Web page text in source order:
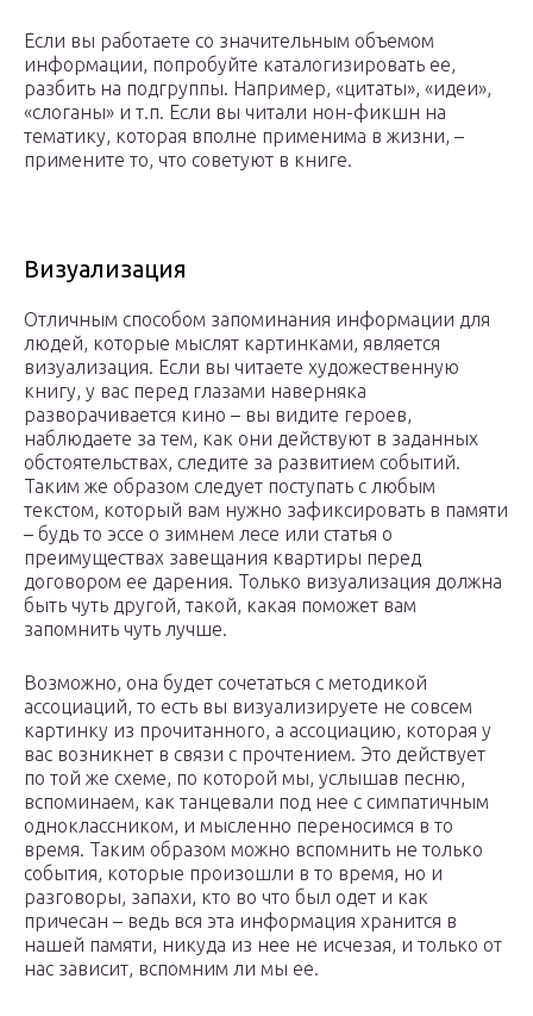
Если вы работаете со значительным объемом
информации, попробуйте каталогизировать ее,
разбить на подгруппы. Например, «цитаты», «идеи»,
«слоганы» и т.п. Если вы читали нон-фикшн на
тематику, которая вполне применима в жизни, –
примените то, что советуют в книге.
Визуализация
Отличным способом запоминания информации для
людей, которые мыслят картинками, является
визуализация. Если вы читаете художественную
книгу, у вас перед глазами наверняка
разворачивается кино – вы видите героев,
наблюдаете за тем, как они действуют в заданных
обстоятельствах, следите за развитием событий.
Таким же образом следует поступать с любым
текстом, который вам нужно зафиксировать в памяти
– будь то эссе о зимнем лесе или статья о
преимуществах завещания квартиры перед
договором ее дарения. Только визуализация должна
быть чуть другой, такой, какая поможет вам
запомнить чуть лучше.
Возможно, она будет сочетаться с методикой
ассоциаций, то есть вы визуализируете не совсем
картинку из прочитанного, а ассоциацию, которая у
вас возникнет в связи с прочтением. Это действует
по той же схеме, по которой мы, услышав песню,
вспоминаем, как танцевали под нее с симпатичным
одноклассником, и мысленно переносимся в то
время. Таким образом можно вспомнить не только
события, которые произошли в то время, но и
разговоры, запахи, кто во что был одет и как
причесан – ведь вся эта информация хранится в
нашей памяти, никуда из нее не исчезая, и только от
нас зависит, вспомним ли мы ее.